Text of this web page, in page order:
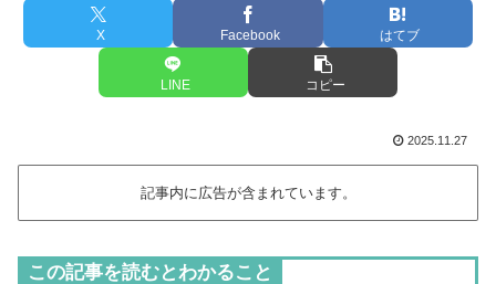
X Facebook はてブ
LINE コピー
2025.11.27
記事内に広告が含まれています。
この記事を読むとわかること